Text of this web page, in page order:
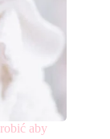
aby